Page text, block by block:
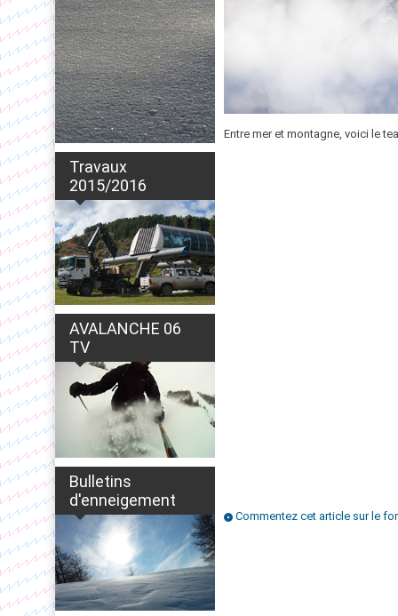
Travaux
2015/2016
AVALANCHE 06
TV
Bulletins
d'enneigement
Entre mer et montagne, voici le
Commentez cet article sur le